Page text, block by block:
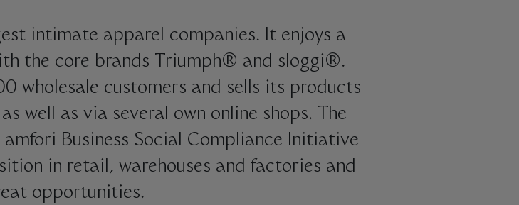
intimate apparel companies. It enjoys a
the core brands Triumph® and sloggi®.
wholesale customers and sells its products
well as via several own online shops. The
amfori Business Social Compliance Initiative
in retail, warehouses and factories and
opportunities.